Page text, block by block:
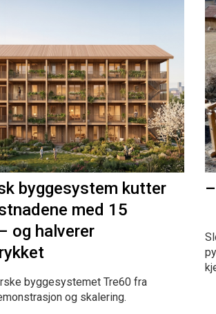
byggesystem kutter
med 15
og halverer
byggesystemet Tre60 fra
og skalering.